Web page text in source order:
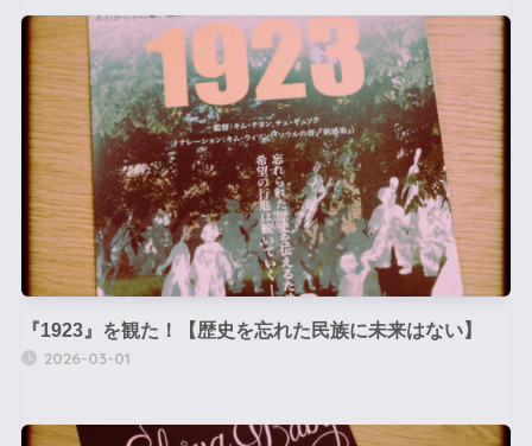
『1923』を観た！【歴史を忘れた民族に未来はない】
2026-03-01